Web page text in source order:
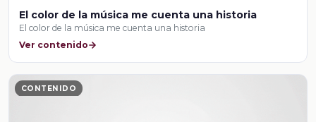
El color de la música me cuenta una historia
El color de la música me cuenta una historia
Ver contenido
CONTENIDO